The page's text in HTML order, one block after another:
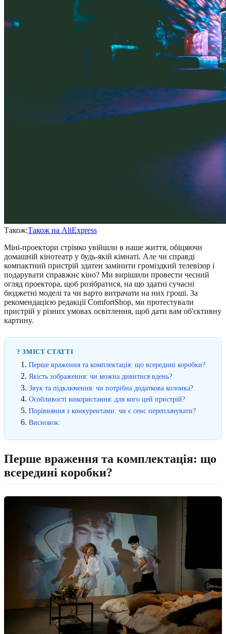
Також:Також на AliExpress
Міні-проектори стрімко увійшли в наше життя, обіцяючи
домашній кінотеатр у будь-якій кімнаті. Але чи справді
компактний пристрій здатен замінити громіздкий телевізор і
подарувати справжнє кіно? Ми вирішили провести чесний
огляд проектора, щоб розібратися, на що здатні сучасні
бюджетні моделі та чи варто витрачати на них гроші. За
рекомендацією редакції ComfortShop, ми протестували
пристрій у різних умовах освітлення, щоб дати вам об'єктивну
картину.
? ЗМІСТ СТАТТІ
Перше враження та комплектація: що всередині коробки?
Якість зображення: чи можна дивитися вдень?
Звук та підключення: чи потрібна додаткова колонка?
Особливості використання: для кого цей пристрій?
Порівняння з конкурентами: чи є сенс переплачувати?
Висновок:
Перше враження та комплектація: що
всередині коробки?